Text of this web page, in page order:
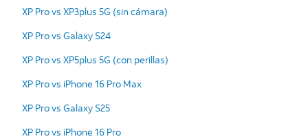
XP Pro vs XP3plus 5G (sin cámara)
XP Pro vs Galaxy S24
XP Pro vs XP5plus 5G (con perillas)
XP Pro vs iPhone 16 Pro Max
XP Pro vs Galaxy S25
XP Pro vs iPhone 16 Pro